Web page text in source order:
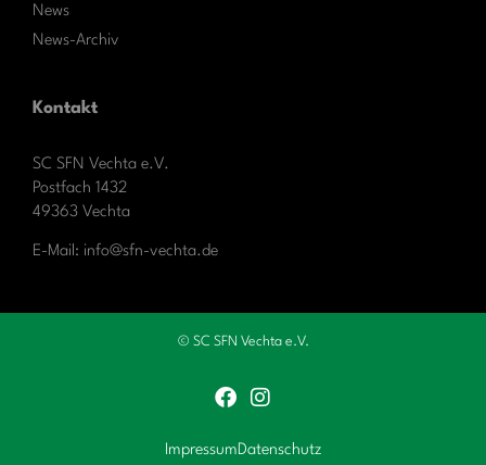
News
News-Archiv
Kontakt
SC SFN Vechta e.V.
Postfach 1432
49363 Vechta
E-Mail: info@sfn-vechta.de
© SC SFN Vechta e.V.
ImpressumDatenschutz